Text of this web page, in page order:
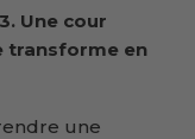
Une cour
transforme en
une